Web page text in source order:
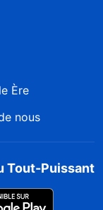
Ère
nous
Tout-Puissant